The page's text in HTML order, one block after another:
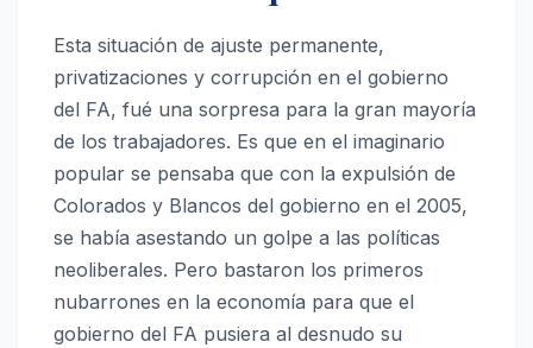
Esta situación de ajuste permanente,
privatizaciones y corrupción en el gobierno
del FA, fué una sorpresa para la gran mayoría
de los trabajadores. Es que en el imaginario
popular se pensaba que con la expulsión de
Colorados y Blancos del gobierno en el 2005,
se había asestando un golpe a las políticas
neoliberales. Pero bastaron los primeros
nubarrones en la economía para que el
gobierno del FA pusiera al desnudo su